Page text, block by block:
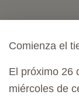
Comienza el
El próximo 26
miércoles de